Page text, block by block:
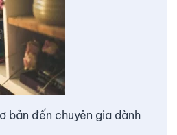
bản đến chuyên gia dành